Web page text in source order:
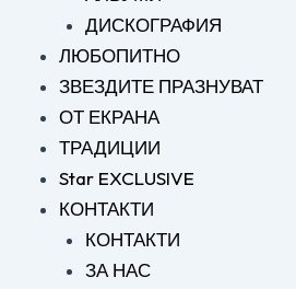
ДИСКОГРАФИЯ
ЛЮБОПИТНО
ЗВЕЗДИТЕ ПРАЗНУВАТ
ОТ ЕКРАНА
ТРАДИЦИИ
Star EXCLUSIVE
КОНТАКТИ
КОНТАКТИ
ЗА НАС